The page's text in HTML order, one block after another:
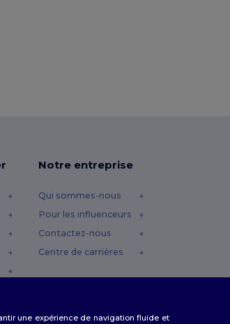
Notre entreprise
Qui sommes-nous
Pour les influenceurs
Contactez-nous
Centre de carrières
une expérience de navigation fluide et